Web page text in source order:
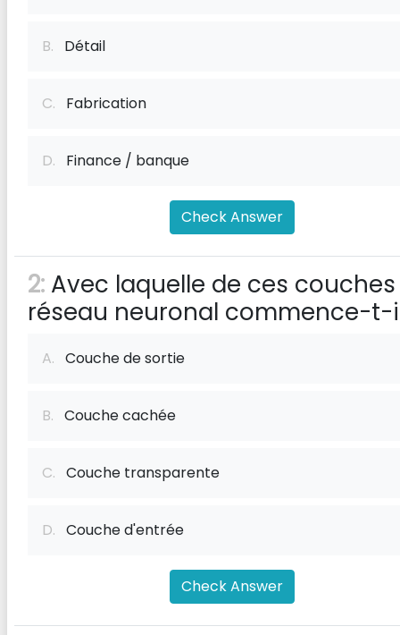
B. Détail
C. Fabrication
D. Finance / banque
Check Answer
2: Avec laquelle de ces
réseau neuronal commence-t-
A. Couche de sortie
B. Couche cachée
C. Couche transparente
D. Couche d'entrée
Check Answer